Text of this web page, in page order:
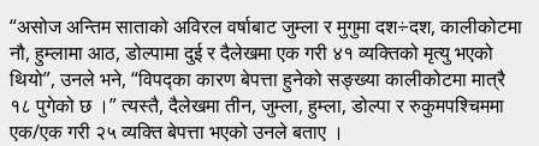
“असोज अन्तिम साताको अविरल वर्षाबाट जुम्ला र मुगुमा दश÷दश, कालीकोटमा
नौ, हुम्लामा आठ, डोल्पामा दुई र दैलेखमा एक गरी ४१ व्यक्तिको मृत्यु भएको
थियो”, उनले भने, “विपद्का कारण बेपत्ता हुनेको सङ्ख्या कालीकोटमा मात्रै
१८ पुगेको छ ।” त्यस्तै, दैलेखमा तीन, जुम्ला, हुम्ला, डोल्पा र रुकुमपश्चिममा
एक/एक गरी २५ व्यक्ति बेपत्ता भएको उनले बताए ।